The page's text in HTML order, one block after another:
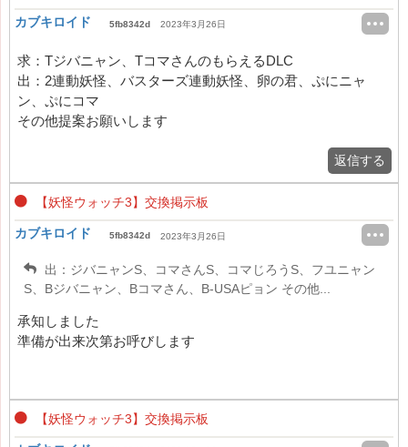
カブキロイド 5fb8342d 2023年3月26日
求：Tジバニャン、TコマさんのもらえるDLC
出：2連動妖怪、バスターズ連動妖怪、卵の君、ぷにニャ
ン、ぷにコマ
その他提案お願いします
返信する
【妖怪ウォッチ3】交換掲示板
カブキロイド 5fb8342d 2023年3月26日
出：ジバニャンS、コマさんS、コマじろうS、フユニャン
S、Bジバニャン、Bコマさん、B-USAピョン その他...
承知しました
準備が出来次第お呼びします
【妖怪ウォッチ3】交換掲示板